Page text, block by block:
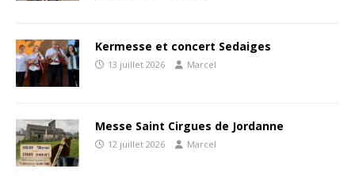
Kermesse et concert Sedaiges
13 juillet 2026 Marcel
Messe Saint Cirgues de Jordanne
12 juillet 2026 Marcel